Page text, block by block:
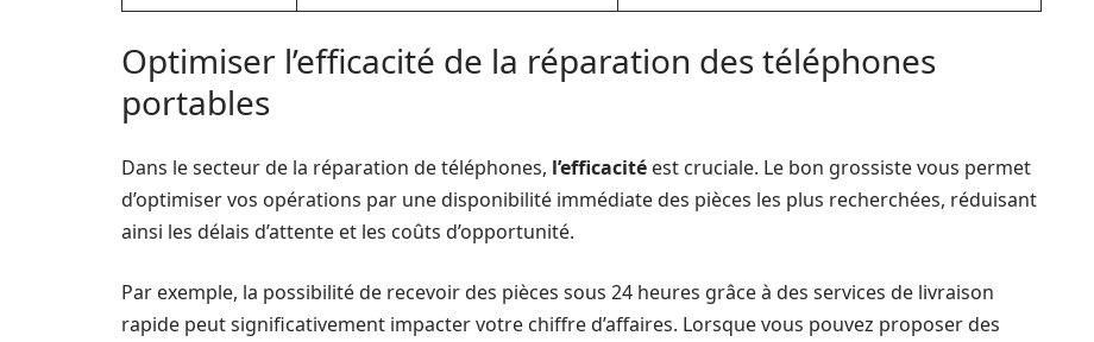
Optimiser l’efficacité de la réparation des téléphones
portables
Dans le secteur de la réparation de téléphones, l’efficacité est cruciale. Le bon grossiste vous permet
d’optimiser vos opérations par une disponibilité immédiate des pièces les plus recherchées, réduisant
ainsi les délais d’attente et les coûts d’opportunité.
Par exemple, la possibilité de recevoir des pièces sous 24 heures grâce à des services de livraison
rapide peut significativement impacter votre chiffre d’affaires. Lorsque vous pouvez proposer des